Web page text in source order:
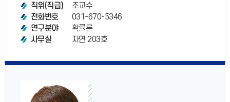
직위(직급)
조교수
전화번호
031-670-5346
연구분야
확률론
사무실
자연 203호